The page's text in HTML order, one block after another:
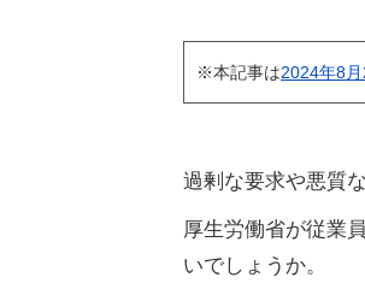
※本記事は2024年8
過剰な要求や悪質
厚生労働省が従業
いでしょうか。